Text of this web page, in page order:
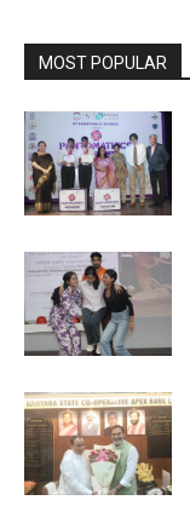
MOST POPULAR